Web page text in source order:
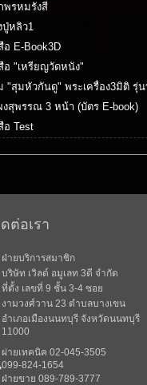
พรหมรังสี
ปู่หลิว1
อ E-Book3D
อ "เหรียญวัดหนัง"
"สุมหัวกันดู" พระเครื่อง3มิติ รุ่
งสุพรรณ 3 หน้า (บัตร E-book)
อ Test
ต่อเรา
ฝ่ายบริการสมาชิก
บริษัท เวิลด์ อมูเลท 3ดี จำกัด
ที่ตั้ง เลขที่ 9 ชั้น 3-4 ซอย
งามวงศ์วาน 23 ตำบลบางเขน
อำเภอเมืองนนทบุรี จังหวัดนนทบุรี
11000
ผ่ายเทคนิค 02-045-3505
099-824-1654
ฝ่ายขาย 089-789-3777